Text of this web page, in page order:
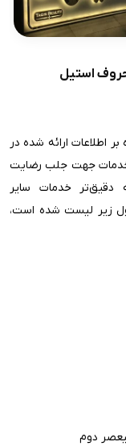
استیل
اطلاعات ارائه شده در
خدمات جهت جلب رضایت
دقیق‌تر خدمات سایر
زیر لیست شده است،
دوم